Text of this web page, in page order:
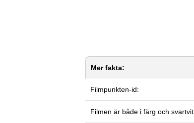
Mer fakta:
Filmpunkten-id:
Filmen är både i färg och svartvit